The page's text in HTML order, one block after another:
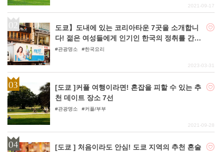
2021-09-17
도쿄】도내에 있는 코리아타운 7곳을 소개합니
다! 젊은 여성들에게 인기인 한국의 정취를 간편
하게 맛볼 수 있다!
관광명소 한국요리
2023-03-31
[도쿄 ]커플 여행이라면! 혼잡을 피할 수 있는 추
천 데이트 장소 7선
관광명소 커플/부부
2021-09-28
[도쿄 ] 처음이라도 안심! 도쿄 지역의 추천 혼술